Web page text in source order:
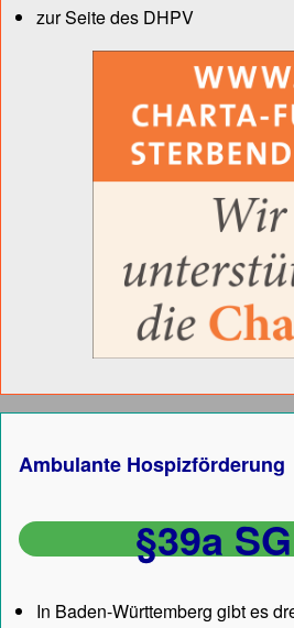
zur Seite des DHPV
Ambulante Hospizförderung
§39a
In Baden-Württemberg gibt es